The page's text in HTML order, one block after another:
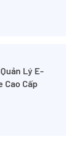
Lý E-
Cao Cấp